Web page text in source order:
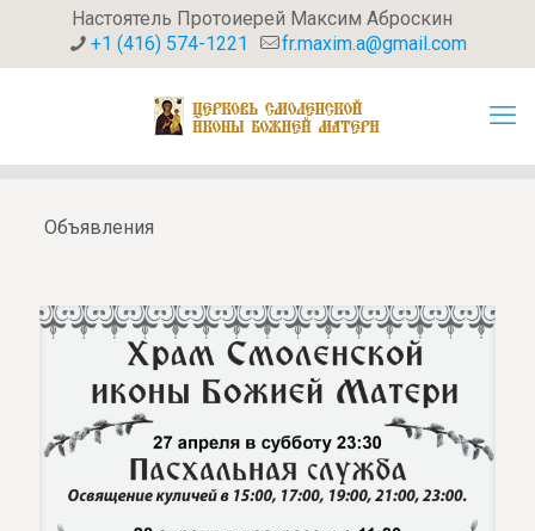
Настоятель Протоиерей Максим Аброскин
+1 (416) 574-1221
fr.maxim.a@gmail.com
Объявления